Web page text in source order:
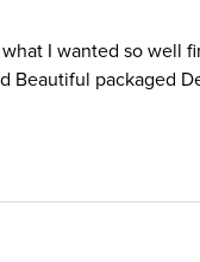
I wanted so well
Beautiful packaged